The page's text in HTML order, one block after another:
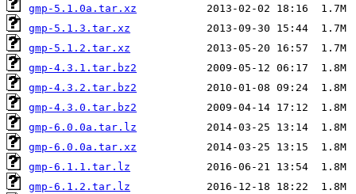
gmp-5.1.0a.tar.xz
gmp-5.1.3.tar.xz
gmp-5.1.2.tar.xz
gmp-4.3.1.tar.bz2
gmp-4.3.2.tar.bz2
gmp-4.3.0.tar.bz2
gmp-6.0.0a.tar.lz
gmp-6.0.0a.tar.xz
gmp-6.1.1.tar.lz
gmp-6.1.2.tar.lz